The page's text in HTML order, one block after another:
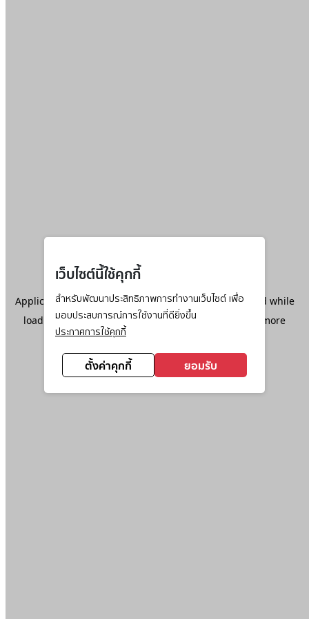
เว็บไซต์นี้ใช้คุกกี้
สำหรับพัฒนาประสิทธิภาพการทำงานเว็บไซต์ เพื่อ
มอบประสบการณ์การใช้งานที่ดียิ่งขึ้น
ประกาศการใช้คุกกี้
ตั้งค่าคุกกี้ ยอมรับ
Application error: aclient-side exception has occurred while
loadingwww.ktc.co.th(see the browser console
for more
information).